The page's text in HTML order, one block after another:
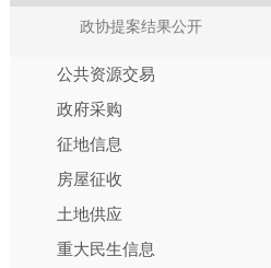
政协提案结果公开
公共资源交易
政府采购
征地信息
房屋征收
土地供应
重大民生信息